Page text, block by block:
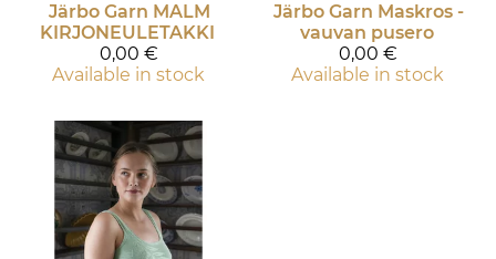
Järbo Garn MALM
KIRJONEULETAKKI
0,00 €
Available in stock
Järbo Garn Maskros -
vauvan pusero
0,00 €
Available in stock